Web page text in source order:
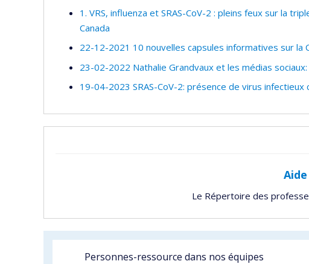
1. VRS, influenza et SRAS-CoV-2 : pleins feux sur la
Canada
22-12-2021 10 nouvelles capsules informatives sur la
23-02-2022 Nathalie Grandvaux et les médias
19-04-2023 SRAS-CoV-2: présence de virus
Le Répertoire des
Personnes-ressource dans nos équipes